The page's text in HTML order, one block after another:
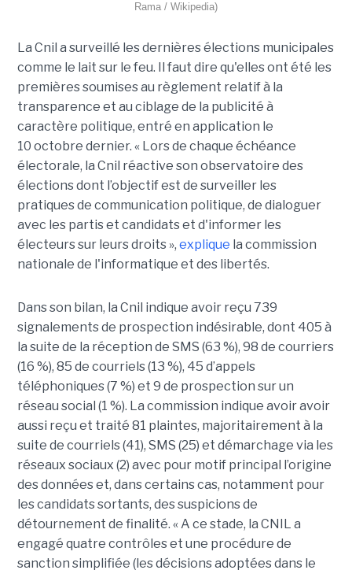
Rama / Wikipedia)
La Cnil a surveillé les dernières élections municipales
comme le lait sur le feu. Il faut dire qu'elles ont été les
premières soumises au règlement relatif à la
transparence et au ciblage de la publicité à
caractère politique, entré en application le
10 octobre dernier. « Lors de chaque échéance
électorale, la Cnil réactive son observatoire des
élections dont l’objectif est de surveiller les
pratiques de communication politique, de dialoguer
avec les partis et candidats et d'informer les
électeurs sur leurs droits », explique la commission
nationale de l'informatique et des libertés.
Dans son bilan, la Cnil indique avoir reçu 739
signalements de prospection indésirable, dont 405 à
la suite de la réception de SMS (63 %), 98 de courriers
(16 %), 85 de courriels (13 %), 45 d’appels
téléphoniques (7 %) et 9 de prospection sur un
réseau social (1 %). La commission indique avoir avoir
aussi reçu et traité 81 plaintes, majoritairement à la
suite de courriels (41), SMS (25) et démarchage via les
réseaux sociaux (2) avec pour motif principal l’origine
des données et, dans certains cas, notamment pour
les candidats sortants, des suspicions de
détournement de finalité. « A ce stade, la CNIL a
engagé quatre contrôles et une procédure de
sanction simplifiée (les décisions adoptées dans le